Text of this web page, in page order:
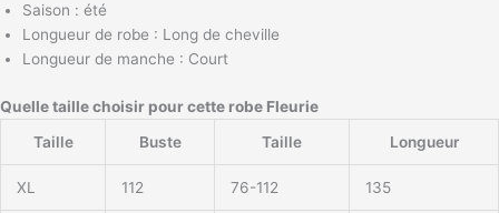
Saison : été
Longueur de robe : Long de cheville
Longueur de manche : Court
Quelle taille choisir pour cette robe Fleurie
Taille
Buste Taille Longueur
XL 112 76-112 135